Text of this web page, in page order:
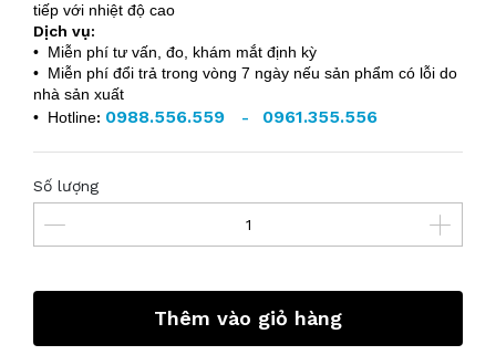
tiếp với nhiệt độ cao
Dịch vụ:
• Miễn phí tư vấn, đo, khám mắt định kỳ
• Miễn phí đổi trả trong vòng 7 ngày nếu sản phẩm có lỗi do
nhà sản xuất
• Hotline: 0988.556.559 - 0961.355.556
Số lượng
Thêm vào giỏ hàng